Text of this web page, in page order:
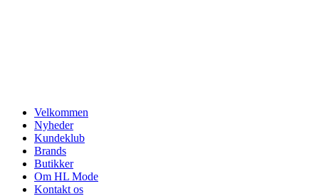
Velkommen
Nyheder
Kundeklub
Brands
Butikker
Om HL Mode
Kontakt os